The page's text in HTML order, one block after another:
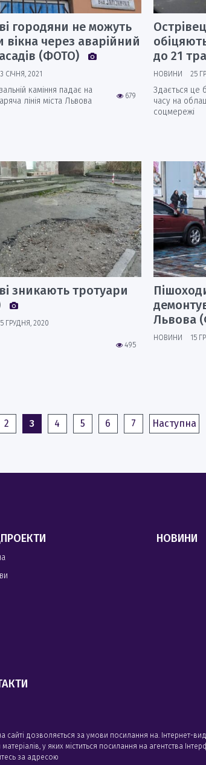
городяни не можуть
вікна через аварійний
(ФОТО)
СІЧНЯ, 2021
679
каміння падає на
лінія міста Львова
до 21
НОВИНИ 25
Здається це
часу на
соцмережі
зникають тротуари
ГРУДНЯ, 2020
495
Львова
НОВИНИ 15
2 3 4 5 6 7 Наступна
НОВИНИ
сайті дозволяється за умови посилання на. Інтернет-
у яких міститься посилання на агентства
за адресою